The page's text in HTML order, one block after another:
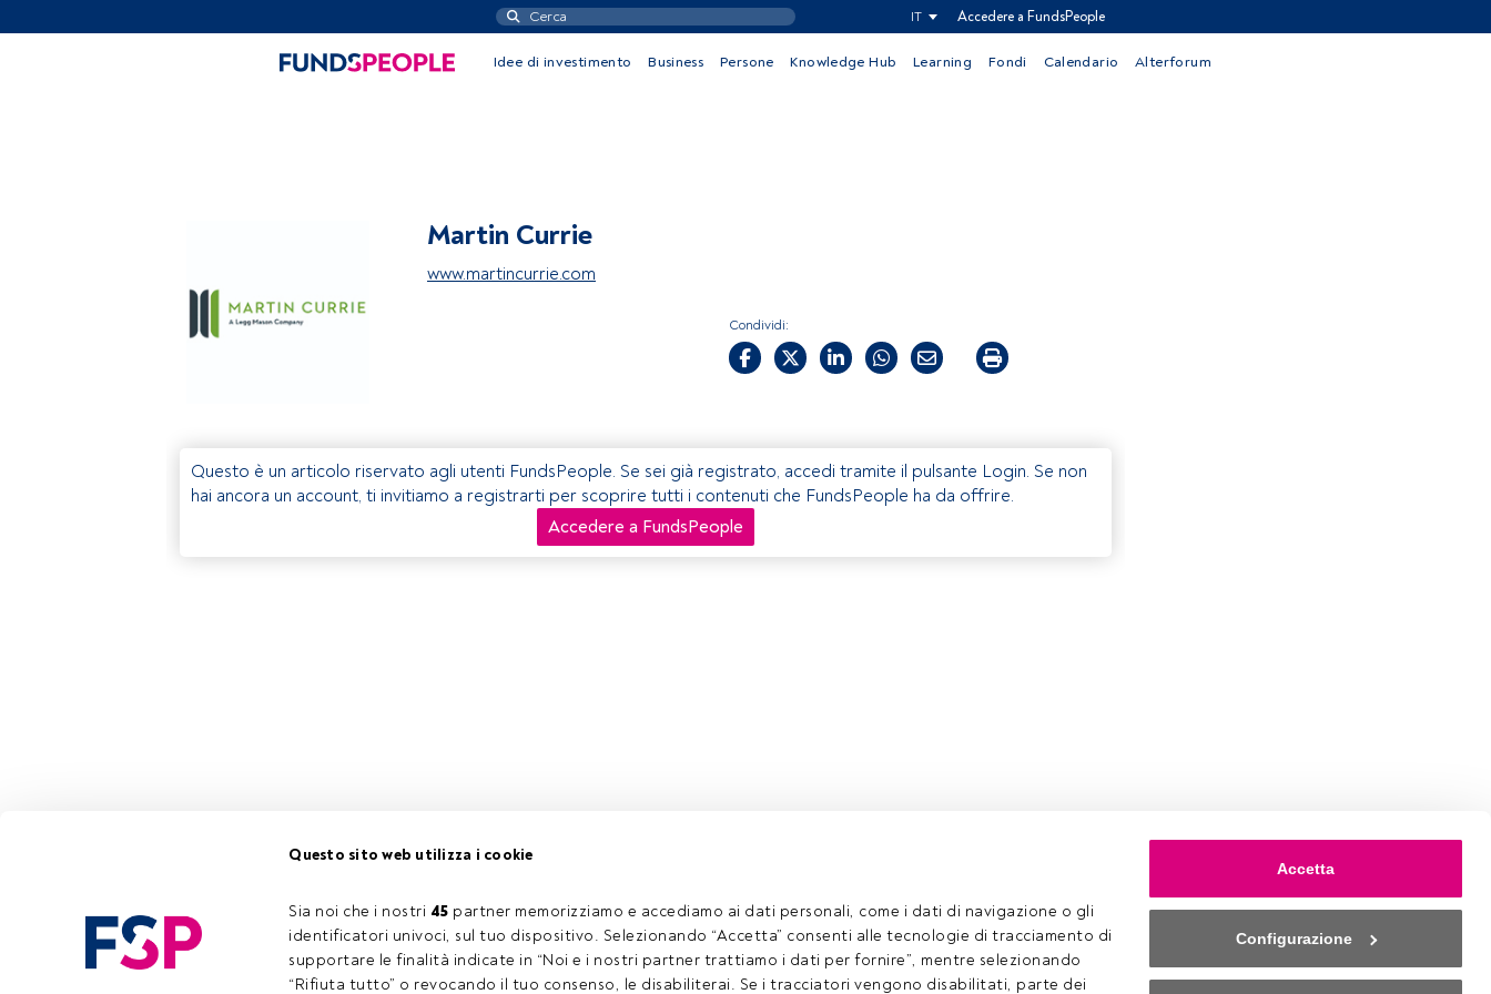
Questo sito web utilizza i cookie
Sia noi che i nostri 45 partner memorizziamo e accediamo ai dati personali, come i dati di navigazione o gli
identificatori univoci, sul tuo dispositivo. Selezionando “Accetta” consenti alle tecnologie di tracciamento di
supportare le finalità indicate in “Noi e i nostri partner trattiamo i dati per fornire”, mentre selezionando
“Rifiuta tutto” o revocando il tuo consenso, le disabiliterai. Se i tracciatori vengono disabilitati, parte dei
Accetta
Configurazione
IT Accedere a FundsPeople
Idee di investimento Business Persone Knowledge Hub Learning Fondi Calendario Alterforum
Martin Currie
www.martincurrie.com
Condividi:
Questo è un articolo riservato agli utenti FundsPeople. Se sei già registrato, accedi tramite il pulsante Login. Se non
hai ancora un account, ti invitiamo a registrarti per scoprire tutti i contenuti che FundsPeople ha da offrire.
Accedere a FundsPeople